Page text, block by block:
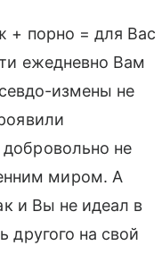
+ порно = для Вас
ежедневно Вам
измены не
не
миром. А
и Вы не идеал в
другого на свой